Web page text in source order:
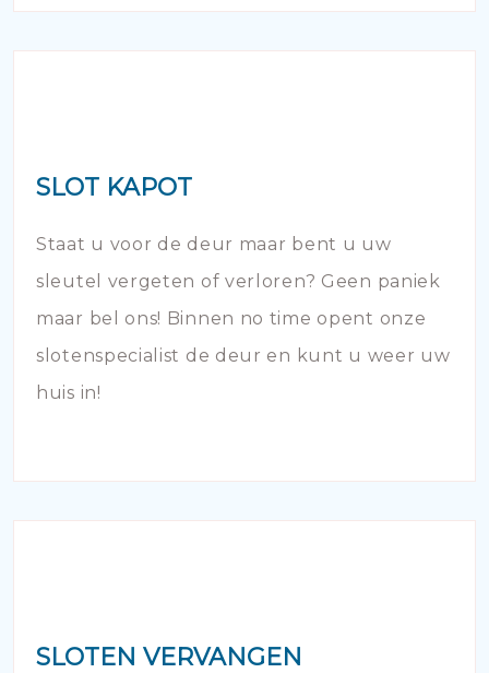
SLOT KAPOT
Staat u voor de deur maar bent u uw
sleutel vergeten of verloren? Geen paniek
maar bel ons! Binnen no time opent onze
slotenspecialist de deur en kunt u weer uw
huis in!
SLOTEN VERVANGEN